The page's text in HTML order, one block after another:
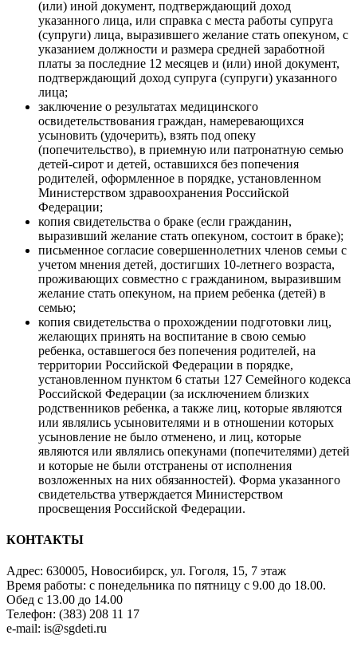
(или) иной документ, подтверждающий доход
указанного лица, или справка с места работы супруга
(супруги) лица, выразившего желание стать опекуном, с
указанием должности и размера средней заработной
платы за последние 12 месяцев и (или) иной документ,
подтверждающий доход супруга (супруги) указанного
лица;
заключение о результатах медицинского
освидетельствования граждан, намеревающихся
усыновить (удочерить), взять под опеку
(попечительство), в приемную или патронатную семью
детей-сирот и детей, оставшихся без попечения
родителей, оформленное в порядке, установленном
Министерством здравоохранения Российской
Федерации;
копия свидетельства о браке (если гражданин,
выразивший желание стать опекуном, состоит в браке);
письменное согласие совершеннолетних членов семьи с
учетом мнения детей, достигших 10-летнего возраста,
проживающих совместно с гражданином, выразившим
желание стать опекуном, на прием ребенка (детей) в
семью;
копия свидетельства о прохождении подготовки лиц,
желающих принять на воспитание в свою семью
ребенка, оставшегося без попечения родителей, на
территории Российской Федерации в порядке,
установленном пунктом 6 статьи 127 Семейного кодекса
Российской Федерации (за исключением близких
родственников ребенка, а также лиц, которые являются
или являлись усыновителями и в отношении которых
усыновление не было отменено, и лиц, которые
являются или являлись опекунами (попечителями) детей
и которые не были отстранены от исполнения
возложенных на них обязанностей). Форма указанного
свидетельства утверждается Министерством
просвещения Российской Федерации.
КОНТАКТЫ
Адрес: 630005, Новосибирск, ул. Гоголя, 15, 7 этаж
Время работы: с понедельника по пятницу с 9.00 до 18.00.
Обед с 13.00 до 14.00
Телефон: (383) 208 11 17
e-mail: is@sgdeti.ru